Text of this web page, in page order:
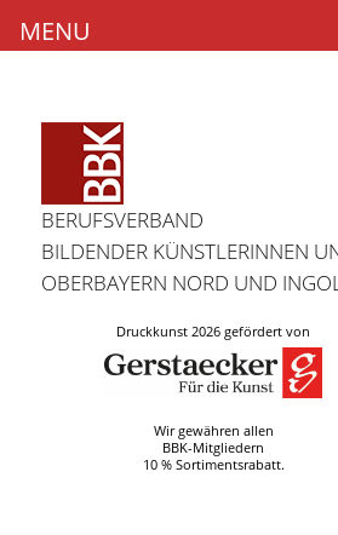
BERUFSVERBAND
BILDENDER KÜNSTLERINNEN
OBERBAYERN NORD UND
Druckkunst 2026 gefördert von
Wir gewähren allen
BBK-Mitgliedern
10 % Sortimentsrabatt.
MENU